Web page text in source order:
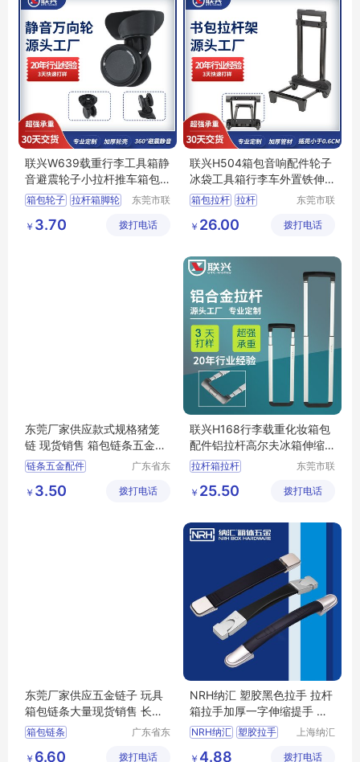
联兴W639载重行李工具箱静
音避震轮子小拉杆推车箱包
万向弹簧脚轮
箱包轮子 拉杆箱脚轮
箱包配件
东莞市联
件有限公
￥ 3.70 拨打电话
联兴H504箱包音响配件轮子
冰袋工具箱行李车外置铁伸
缩推车拉杆架
箱包拉杆 拉杆
拉杆箱拉杆
东莞市联
件有限公
￥ 26.00 拨打电话
东莞厂家供应款式规格猪笼
链 现货销售 箱包链条五金配
件批发定制
链条五金配件
广东省东
镇锦厦社
￥ 3.50 拨打电话
联兴H168行李载重化妆箱包
配件铝拉杆高尔夫冰箱伸缩
电源推车拉杆
拉杆箱拉杆
拉杆箱脚轮
箱包拉杆
东莞市联
件有限公
￥ 25.50 拨打电话
东莞厂家供应五金链子 玩具
箱包链条大量现货销售 长短
定做
箱包链条
广东省东
镇锦厦社
￥ 6.60 拨打电话
NRH纳汇 塑胶黑色拉手 拉杆
箱拉手加厚一字伸缩提手 旅
行箱箱包配件
NRH纳汇 塑胶拉手
上海纳汇
有限公司
￥ 4.88 拨打电话